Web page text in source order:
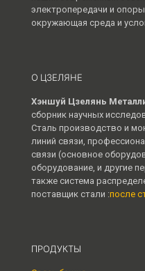
электропередачи и
окружающая среда и
О ЦЗЕЛЯНЕ
Хэншуй Цзелянь
сборник научных
Сталь производство и
линий связи,
связи (основное
оборудование, и другие
также система
поставщик стали :после
ПРОДУКТЫ